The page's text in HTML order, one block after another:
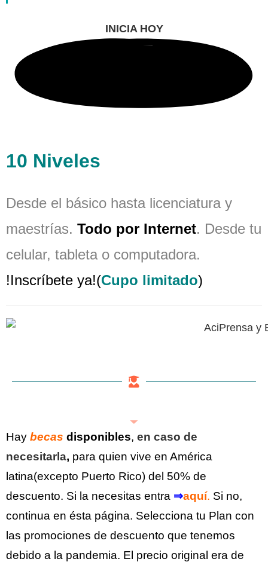
INICIA HOY
10 Niveles
Desde el básico hasta licenciatura y
maestrías. Todo por Internet. Desde tu
celular, tableta o computadora.
!Inscríbete ya!(Cupo limitado)
Hay becas disponibles, en caso de
necesitarla, para quien vive en América
latina(excepto Puerto Rico) del 50% de
descuento. Si la necesitas entra ⇒aquí. Si no,
continua en ésta página. Selecciona tu Plan con
las promociones de descuento que tenemos
debido a la pandemia. El precio original era de